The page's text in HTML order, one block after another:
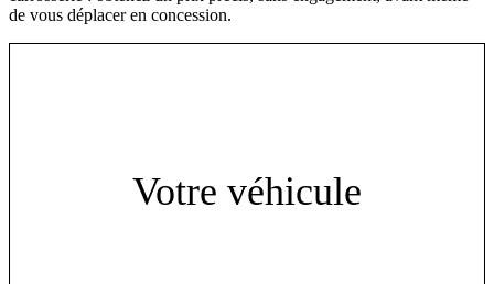
de vous déplacer en concession.
Votre véhicule